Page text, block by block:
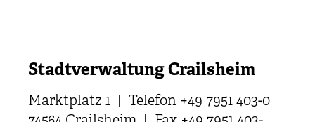
Stadtverwaltung Crailsheim
Marktplatz 1 | Telefon +49 7951 403-0